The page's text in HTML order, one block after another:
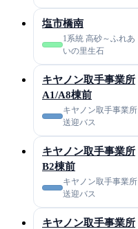
塩市橋南
1系統 高砂～ふれあ
いの里生石
キヤノン取手事業所
A1/A8棟前
キヤノン取手事業所
送迎バス
キヤノン取手事業所
B2棟前
キヤノン取手事業所
送迎バス
キヤノン取手事業所